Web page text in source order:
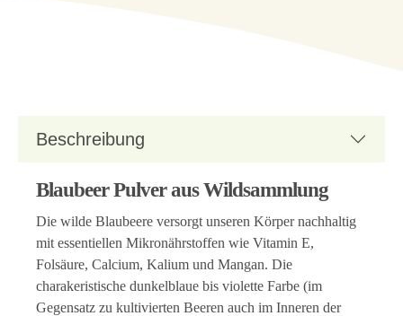
Beschreibung
Blaubeer Pulver aus Wildsammlung
Die wilde Blaubeere versorgt unseren Körper nachhaltig
mit essentiellen Mikronährstoffen wie Vitamin E,
Folsäure, Calcium, Kalium und Mangan. Die
charakeristische dunkelblaue bis violette Farbe (im
Gegensatz zu kultivierten Beeren auch im Inneren der